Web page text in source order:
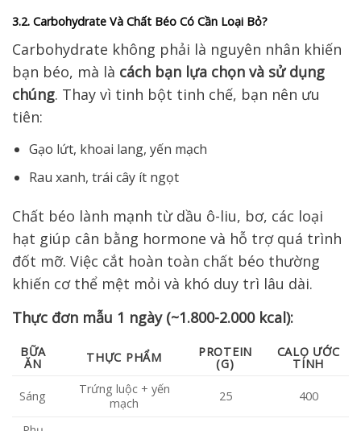
3.2. Carbohydrate Và Chất Béo Có Cần Loại Bỏ?
Carbohydrate không phải là nguyên nhân khiến
bạn béo, mà là cách bạn lựa chọn và sử dụng
chúng. Thay vì tinh bột tinh chế, bạn nên ưu
tiên:
Gạo lứt, khoai lang, yến mạch
Rau xanh, trái cây ít ngọt
Chất béo lành mạnh từ dầu ô-liu, bơ, các loại
hạt giúp cân bằng hormone và hỗ trợ quá trình
đốt mỡ. Việc cắt hoàn toàn chất béo thường
khiến cơ thể mệt mỏi và khó duy trì lâu dài.
Thực đơn mẫu 1 ngày (~1.800-2.000 kcal):
BỮA
ĂN THỰC PHẨM PROTEIN
(G)
CALO ƯỚC
TÍNH
Sáng
Trứng luộc + yến
mạch
25 400